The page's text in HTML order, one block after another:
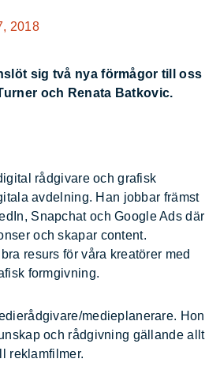
2018
sig två nya förmågor till oss
och Renata Batkovic.
rådgivare och grafisk
avdelning. Han jobbar främst
Snapchat och Google Ads där
och skapar content.
resurs för våra kreatörer med
formgivning.
medieplanerare. Hon
och rådgivning gällande allt
reklamfilmer.